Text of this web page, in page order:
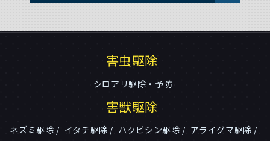
害虫駆除
シロアリ駆除・予防
害獣駆除
ネズミ駆除 イタチ駆除 ハクビシン駆除
アライグマ駆除